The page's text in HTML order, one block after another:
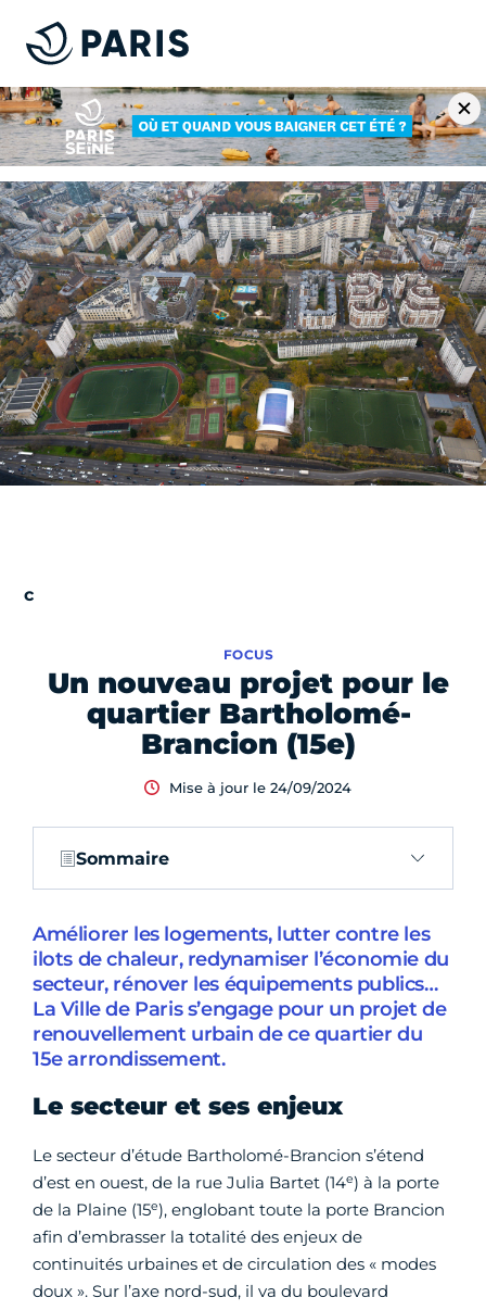
Un nouveau projet pour le
quartier Bartholomé-
Brancion (15e)
FOCUS
Mise à jour le 24/09/2024
Sommaire
Améliorer les logements, lutter contre les
ilots de chaleur, redynamiser l’économie du
secteur, rénover les équipements publics…
La Ville de Paris s’engage pour un projet de
renouvellement urbain de ce quartier du
15e arrondissement.
Le secteur et ses enjeux
Le secteur d’étude Bartholomé-Brancion s’étend
d’est en ouest, de la rue Julia Bartet (14e) à la porte
de la Plaine (15e), englobant toute la porte Brancion
afin d’embrasser la totalité des enjeux de
continuités urbaines et de circulation des « modes
doux ». Sur l’axe nord-sud, il va du boulevard